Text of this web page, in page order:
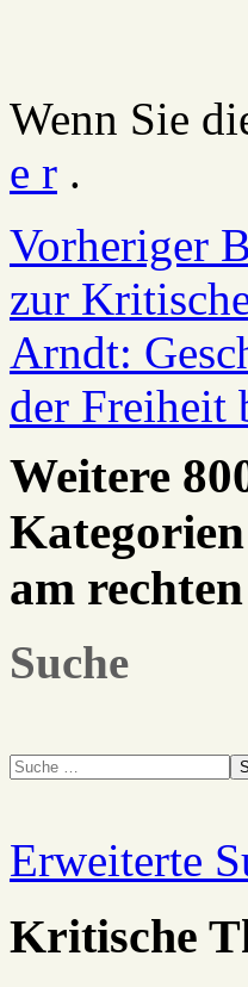
Wenn Sie
e r .
Vorheriger
zur
Arndt:
der Freiheit
Weitere
Kategorien
am
Suche
Erweiterte
Kritische